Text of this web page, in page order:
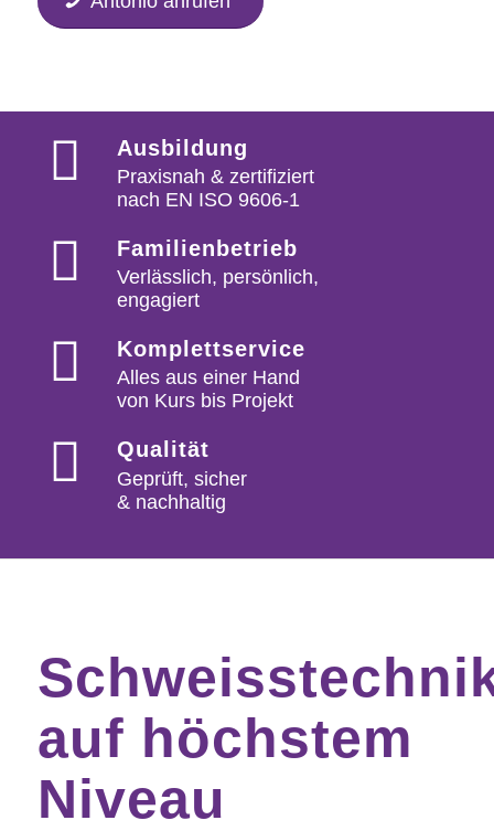
Ausbildung
Praxisnah & zertifiziert
nach EN ISO 9606-1
Familienbetrieb
Verlässlich, persönlich,
engagiert
Komplettservice
Alles aus einer Hand
von Kurs bis Projekt
Qualität
Geprüft, sicher
& nachhaltig
auf höchstem
Niveau